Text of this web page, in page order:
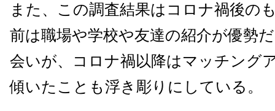
また、この調査結果はコロナ禍後の
前は職場や学校や友達の紹介が優勢
会いが、コロナ禍以降はマッチング
傾いたことも浮き彫りにしている。